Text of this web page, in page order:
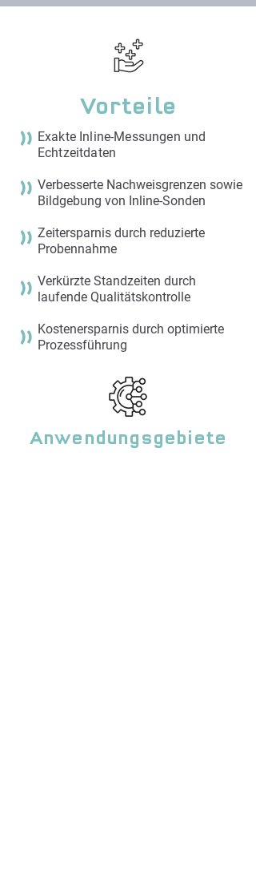
Vorteile
Exakte Inline-Messungen und
Echtzeitdaten
Verbesserte Nachweisgrenzen sowie
Bildgebung von Inline-Sonden​
Zeitersparnis durch reduzierte
Probennahme
Verkürzte Standzeiten durch
laufende Qualitätskontrolle
Kostenersparnis durch optimierte
Prozessführung
Anwendungsgebiete